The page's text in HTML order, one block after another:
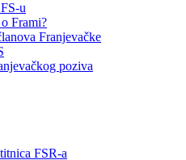
u
Frami?
Franjevačke
poziva
FSR-a